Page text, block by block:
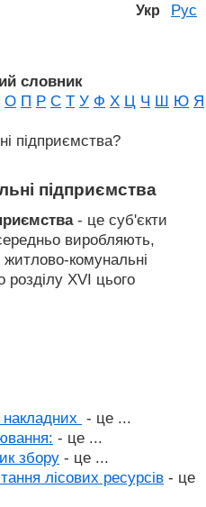
Укр Рус
словник
О П Р С Т У Ф Х Ц Ч Ш Ю Я
підприємства?
підприємства
- це суб'єкти
виробляють,
комунальні
розділу XVI цього
- це ...
- це ...
збору - це ...
лісових ресурсів - це